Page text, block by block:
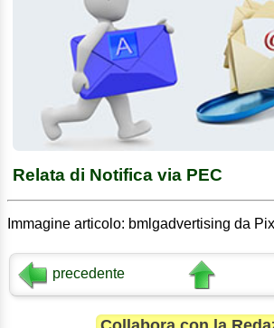
Relata di Notifica via PEC
Immagine articolo: bmlgadvertising da
precedente